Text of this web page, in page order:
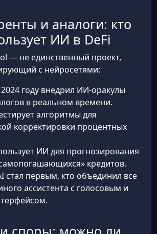
и аналоги: кто
ИИ в DeFi
— не единственный проект,
с нейросетями:
2024 году внедрил ИИ-оракулы
в реальном времени.
алгоритмы для
корректировки процентных
ИИ для прогнозирования
кредитов.
стал первым, кто объединил все
ассистента с голосовым и